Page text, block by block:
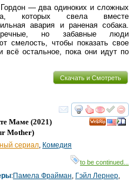
— два одиноких и сложных
которых свела вместе
авария и раненая собака.
но забавные люди
смелость, чтобы показать свое
остальное, пока они идут по
Скачать и Смотреть
смотреть
Маме (2021)
Mother)
сериал, Комедия
to be continued...
:Памела Фрайман, Гэйл Лернер,